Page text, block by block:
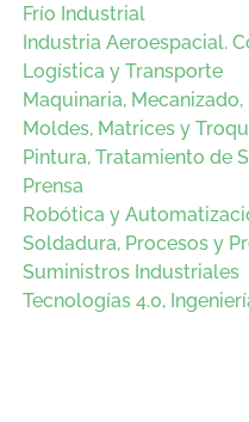
Frío Industrial
Industria Aeroespacial.
Logística y Transporte
Maquinaria,
Moldes, Matrices y
Pintura, Tratamiento de
Prensa
Robótica y
Soldadura, Procesos y
Suministros Industriales
Tecnologías 4.0,